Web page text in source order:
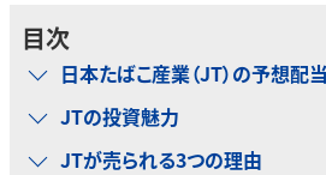
目次
日本たばこ産業（JT）の予想配
JTの投資魅力
JTが売られる3つの理由